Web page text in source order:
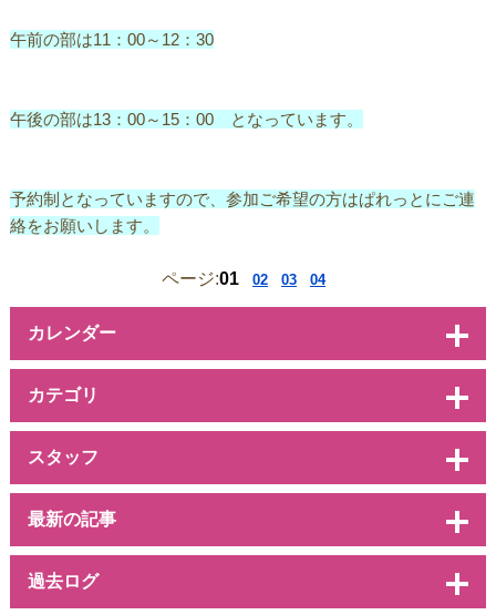
午前の部は11：00～12：30
午後の部は13：00～15：00 となっています。
予約制となっていますので、参加ご希望の方はぱれっとにご連
絡をお願いします。
ページ:01 02 03 04
カレンダー
カテゴリ
スタッフ
最新の記事
過去ログ